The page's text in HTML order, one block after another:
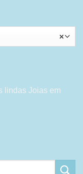
×
lindas Joias em